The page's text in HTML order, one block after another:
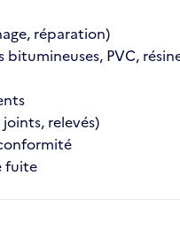
réparation)
PVC,
relevés)
fuite